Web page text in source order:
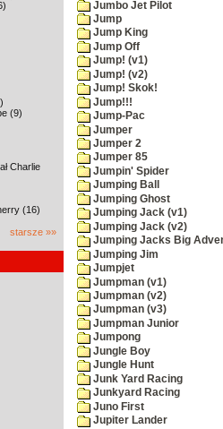
(9)
Charlie
(16)
starsze »»
Jumbo Jet Pilot
Jump
Jump King
Jump Off
Jump! (v1)
Jump! (v2)
Jump! Skok!
Jump!!!
Jump-Pac
Jumper
Jumper 2
Jumper 85
Jumpin' Spider
Jumping Ball
Jumping Ghost
Jumping Jack (v1)
Jumping Jack (v2)
Jumping Jacks Big
Jumping Jim
Jumpjet
Jumpman (v1)
Jumpman (v2)
Jumpman (v3)
Jumpman Junior
Jumpong
Jungle Boy
Jungle Hunt
Junk Yard Racing
Junkyard Racing
Juno First
Jupiter Lander